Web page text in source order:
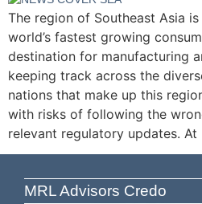
The region of Southeast Asia
world’s fastest growing
destination for manufacturing
keeping track across the
nations that make up this
with risks of following the
relevant regulatory updates.
MRL Advisors​ Credo